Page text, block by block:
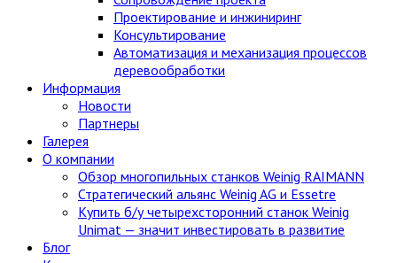
Проектирование и инжиниринг
Консультирование
Автоматизация и механизация процессов
деревообработки
Информация
Новости
Партнеры
Галерея
О компании
Обзор многопильных станков Weinig RAIMANN
Стратегический альянс Weinig AG и Essetre
Купить б/у четырехсторонний станок Weinig
Unimat — значит инвестировать в развитие
Блог